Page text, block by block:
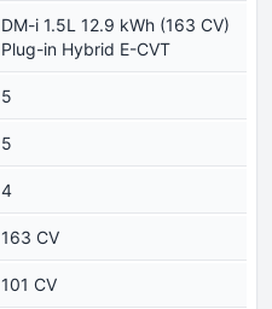
DM-i 1.5L 12.9 kWh (163 CV)
Plug-in Hybrid E-CVT
5
5
4
163 CV
101 CV